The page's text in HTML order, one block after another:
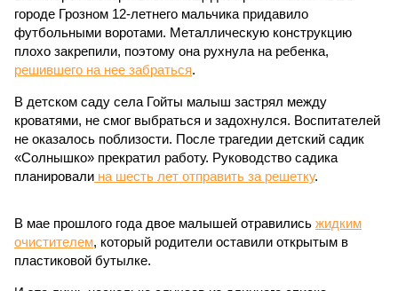
городе Грозном 12-летнего мальчика придавило
футбольными воротами. Металлическую конструкцию
плохо закрепили, поэтому она рухнула на ребенка,
решившего на нее забраться.
В детском саду села Гойты малыш застрял между
кроватями, не смог выбраться и задохнулся. Воспитателей
не оказалось поблизости. После трагедии детский садик
«Солнышко» прекратил работу. Руководство садика
планировали на шесть лет отправить за решетку.
В мае прошлого года двое малышей отравились жидким
очистителем, который родители оставили открытым в
пластиковой бутылке.